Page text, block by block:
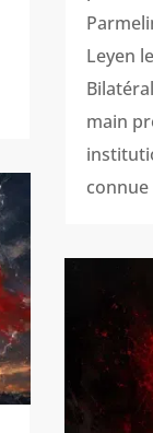
Leyen
main
connue